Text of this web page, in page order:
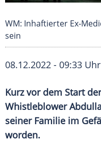
WM: Inhaftierter Ex-
sein
08.12.2022 - 09:33 Uhr
Kurz vor dem Start
Whistleblower
seiner Familie im
worden.